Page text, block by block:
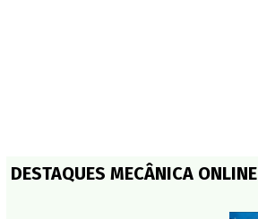
DESTAQUES MECÂNICA ONLINE